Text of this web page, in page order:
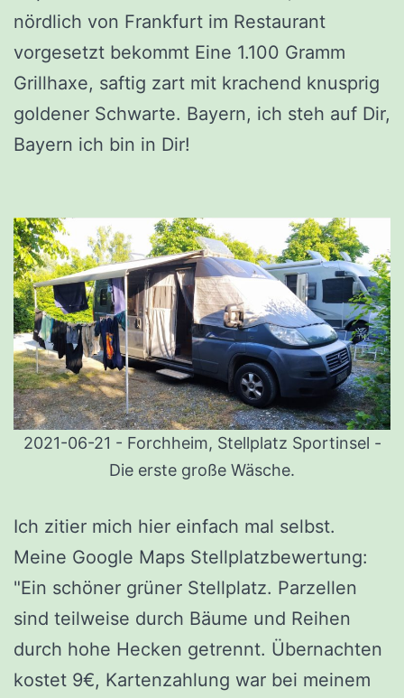
nördlich von Frankfurt im Restaurant
vorgesetzt bekommt Eine 1.100 Gramm
Grillhaxe, saftig zart mit krachend knusprig
goldener Schwarte. Bayern, ich steh auf Dir,
Bayern ich bin in Dir!
2021-06-21 - Forchheim, Stellplatz Sportinsel -
Die erste große Wäsche.
Ich zitier mich hier einfach mal selbst.
Meine Google Maps Stellplatzbewertung:
"Ein schöner grüner Stellplatz. Parzellen
sind teilweise durch Bäume und Reihen
durch hohe Hecken getrennt. Übernachten
kostet 9€, Kartenzahlung war bei meinem